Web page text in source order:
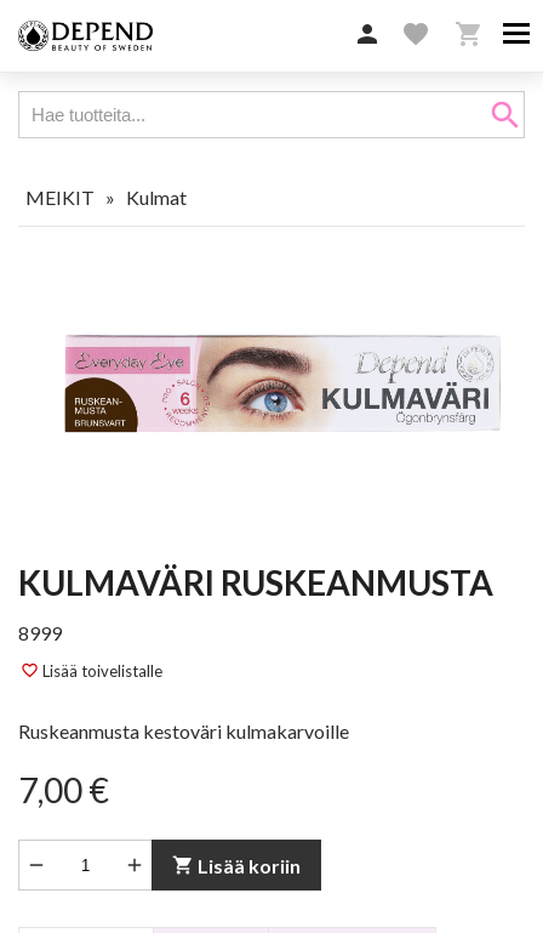
 favorite 
search
MEIKIT » Kulmat
KULMAVÄRI RUSKEANMUSTA
8999
favorite_border Lisää toivelistalle
Ruskeanmusta kestoväri kulmakarvoille
7,00 €
  shopping_cart Lisää koriin